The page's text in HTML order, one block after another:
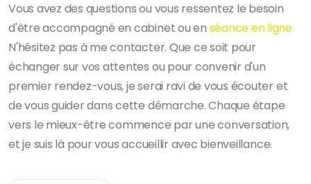
Vous avez des questions ou vous ressentez le besoin
d'être accompagné en cabinet ou en séance en ligne
N'hésitez pas à me contacter. Que ce soit pour
échanger sur vos attentes ou pour convenir d'un
premier rendez-vous, je serai ravi de vous écouter et
de vous guider dans cette démarche. Chaque étape
vers le mieux-être commence par une conversation,
et je suis là pour vous accueillir avec bienveillance.